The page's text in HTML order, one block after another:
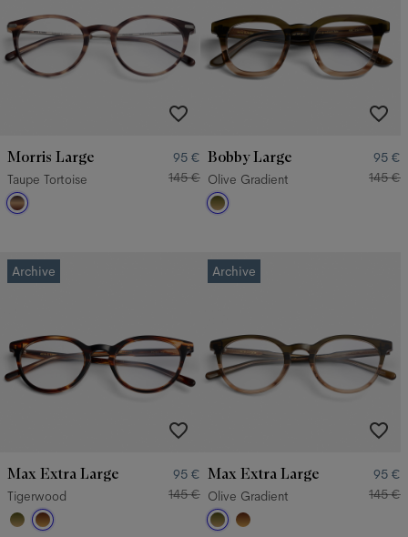
Morris Large
95 €
Taupe Tortoise
145 €
Bobby Large
95 €
Olive Gradient
145 €
Archive
Max Extra Large
95 €
Tigerwood
145 €
Archive
Max Extra Large
95 €
Olive Gradient
145 €